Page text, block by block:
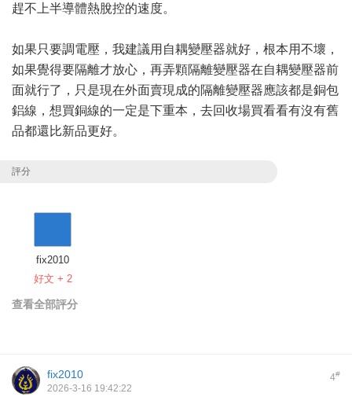
趕不上半導體熱脫控的速度。
如果只要調電壓，我建議用自耦變壓器就好，根本用不壞，
如果覺得要隔離才放心，再弄顆隔離變壓器在自耦變壓器前
面就行了，只是現在外面賣現成的隔離變壓器應該都是銅包
鋁線，想買銅線的一定是下重本，去回收場買看看有沒有舊
品都還比新品更好。
評分
fix2010
好文 + 2
查看全部評分
4#
fix2010
2026-3-16 19:42:22